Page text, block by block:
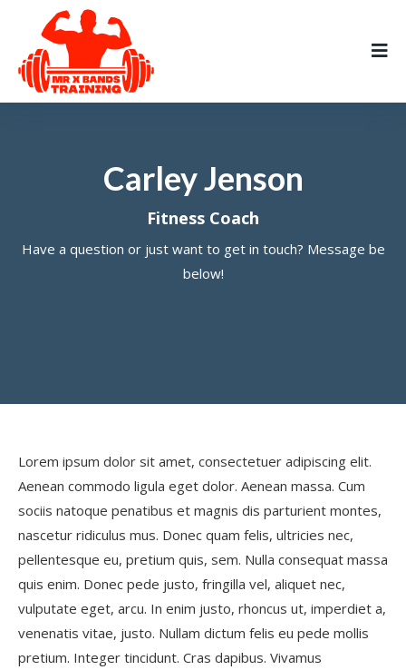
Carley Jenson
Fitness Coach
Have a question or just want to get in touch? Message be
below!
Lorem ipsum dolor sit amet, consectetuer adipiscing elit.
Aenean commodo ligula eget dolor. Aenean massa. Cum
sociis natoque penatibus et magnis dis parturient montes,
nascetur ridiculus mus. Donec quam felis, ultricies nec,
pellentesque eu, pretium quis, sem. Nulla consequat massa
quis enim. Donec pede justo, fringilla vel, aliquet nec,
vulputate eget, arcu. In enim justo, rhoncus ut, imperdiet a,
venenatis vitae, justo. Nullam dictum felis eu pede mollis
pretium. Integer tincidunt. Cras dapibus. Vivamus